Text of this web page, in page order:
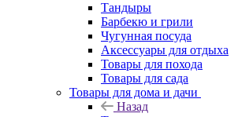
Тандыры
Барбекю и грили
Чугунная посуда
Аксессуары для отдыха
Товары для похода
Товары для сада
Товары для дома и дачи
Назад